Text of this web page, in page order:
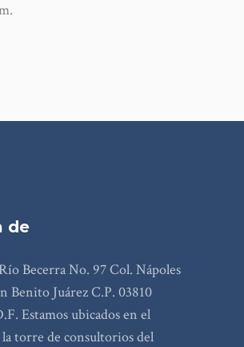
de
Becerra No. 97 Col. Nápoles
Benito Juárez C.P. 03810
Estamos ubicados en el
torre de consultorios del